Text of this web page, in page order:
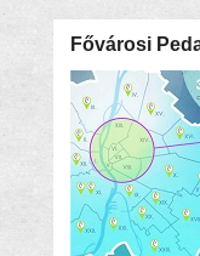
Fővárosi